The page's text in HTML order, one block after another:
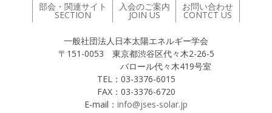
部会・関連サイト
SECTION
入会のご案内
JOIN US
お問い合わせ
CONTCT US
一般社団法人日本太陽エネルギー学会
〒151-0053 東京都渋谷区代々木2-26-5
バロール代々木419号室
TEL：03-3376-6015
FAX：03-3376-6720
E-mail： info@jses-solar.jp